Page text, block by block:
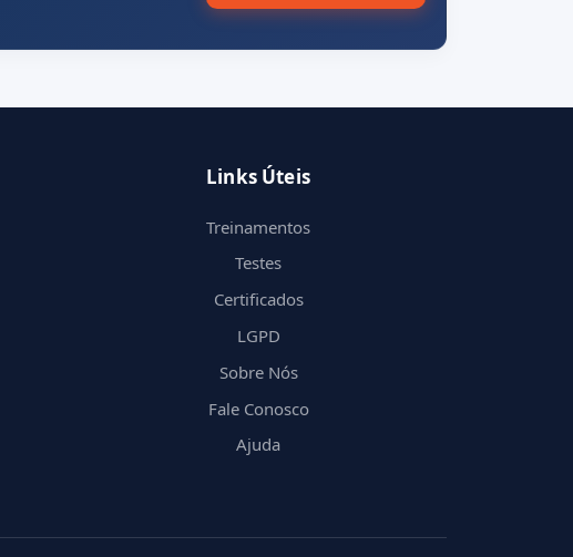
Links Úteis
Treinamentos
Testes
Certificados
LGPD
Sobre Nós
Fale Conosco
Ajuda